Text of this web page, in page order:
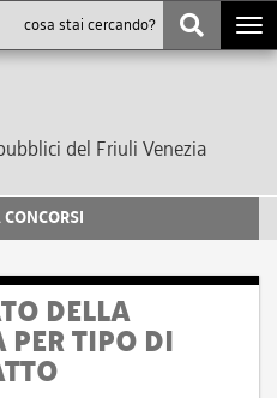
del Friuli Venezia
CONCORSI
DELLA
PER TIPO DI